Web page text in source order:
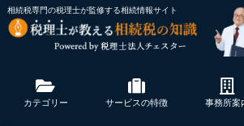
相続税専門の税理士が監修する相続情報サイト
カテゴリー サービスの特徴 事務所案